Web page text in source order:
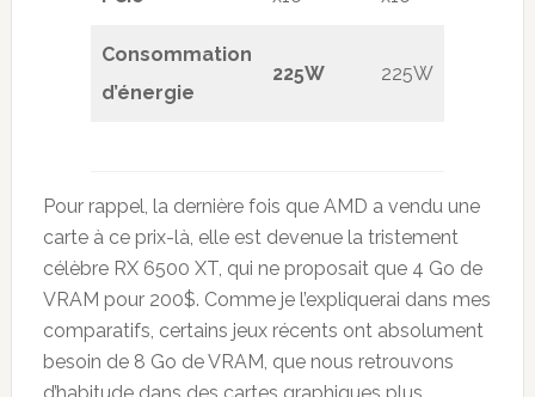
Consommation
d’énergie
225W 225W
Pour rappel, la dernière fois que AMD a vendu une
carte à ce prix-là, elle est devenue la tristement
célèbre RX 6500 XT, qui ne proposait que 4 Go de
VRAM pour 200$. Comme je l’expliquerai dans mes
comparatifs, certains jeux récents ont absolument
besoin de 8 Go de VRAM, que nous retrouvons